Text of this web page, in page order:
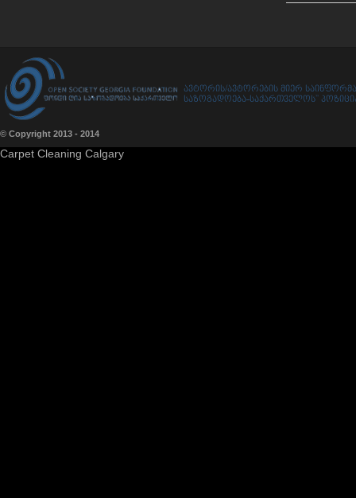
ავტორის/ავტორების მიერ
საზოგადოება-საქართველოს”
© Copyright 2013 - 2014
Carpet Cleaning Calgary